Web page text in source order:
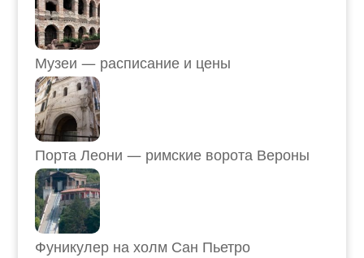
Музеи — расписание и цены
Порта Леони — римские ворота Вероны
Фуникулер на холм Сан Пьетро